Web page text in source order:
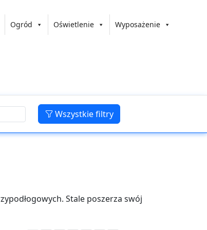
Ogród Oświetlenie Wyposażenie
Wszystkie filtry
Stale poszerza swój
zaspokajać potrzeby swoich